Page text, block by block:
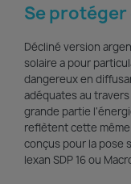
Se protéger
Décliné version
solaire a pour
dangereux en
adéquates au
grande partie
reflètent cette
conçus pour la pose
lexan SDP 16 ou